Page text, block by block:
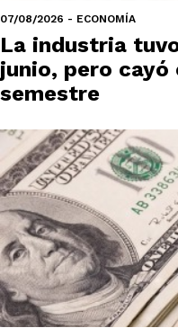
07/08/2026 - ECONOMÍA
La industria
junio, pero cayó
semestre